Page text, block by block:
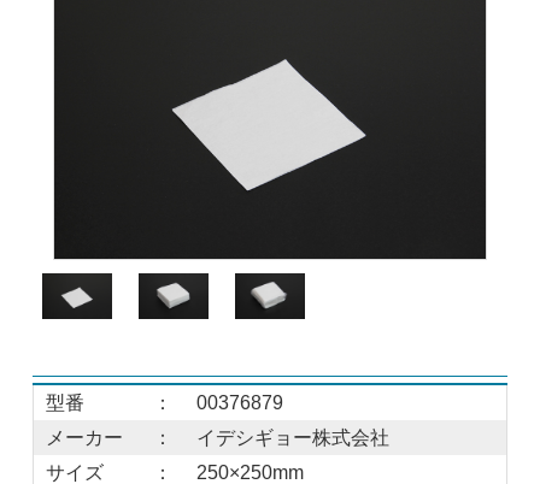
型番 ：
00376879
メーカー
：
イデシギョー株式会社
サイズ
：
250×250mm